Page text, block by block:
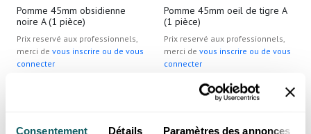
Consentement Détails Paramètres des annonces
Pomme 45mm obsidienne
noire A (1 pièce)
Prix reservé aux professionnels,
merci de vous inscrire ou de vous
connecter
Pomme 45mm oeil de tigre A
(1 pièce)
Prix reservé aux professionnels,
merci de vous inscrire ou de vous
connecter
Afrique du Sud